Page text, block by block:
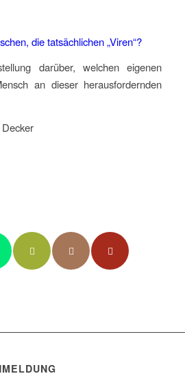
die tatsächlichen „Viren“?
darüber, welchen eigenen
an dieser herausfordernden